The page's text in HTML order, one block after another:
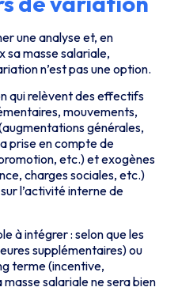
une analyse et, en
sa masse salariale,
n’est pas une option.
qui relèvent des effectifs
mouvements,
générales,
prise en compte de
etc.) et exogènes
charges sociales, etc.)
l’activité interne de
à intégrer : selon que les
supplémentaires) ou
terme (incentive,
salariale ne sera bien